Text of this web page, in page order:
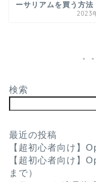
ーサリアムを買う方法
2023
検索
最近の投稿
【超初心者向け】
【超初心者向け】
まで）